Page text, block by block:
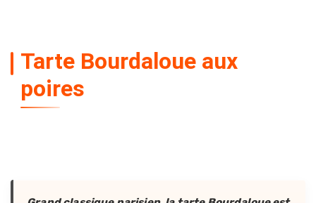
Tarte Bourdaloue aux
poires